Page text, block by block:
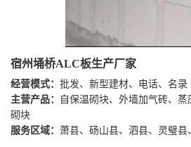
宿州埇桥ALC板生产厂家
经营模式： 批发、新型建材、电话、名录
主营产品：
自保温砌块、外墙加气砖、
砌块
服务区域： 萧县、砀山县、泗县、灵璧县